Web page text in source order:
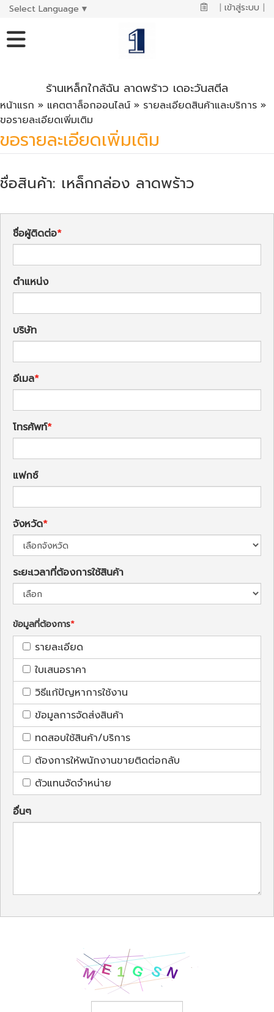
Select Language ▼ | เข้าสู่ระบบ |
ร้านเหล็กใกล้ฉัน ลาดพร้าว เดอะวันสตีล
หน้าแรก » แคตตาล็อกออนไลน์ » รายละเอียดสินค้าและบริการ »
ขอรายละเอียดเพิ่มเติม
ขอรายละเอียดเพิ่มเติม
ชื่อสินค้า: เหล็กกล่อง ลาดพร้าว
ชื่อผู้ติดต่อ
ตำแหน่ง
บริษัท
อีเมล
โทรศัพท์
แฟกซ์
จังหวัด
ระยะเวลาที่ต้องการใช้สินค้า
ข้อมูลที่ต้องการ
รายละเอียด
ใบเสนอราคา
วิธีแก้ปัญหาการใช้งาน
ข้อมูลการจัดส่งสินค้า
ทดสอบใช้สินค้า/บริการ
ต้องการให้พนักงานขายติดต่อกลับ
ตัวแทนจัดจำหน่าย
อื่นๆ